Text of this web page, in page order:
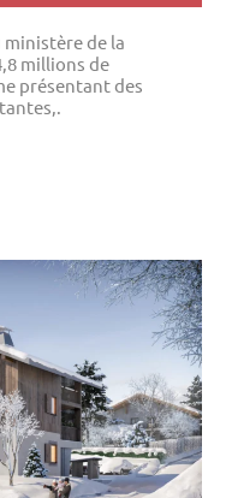
ministère de la
millions de
présentant des